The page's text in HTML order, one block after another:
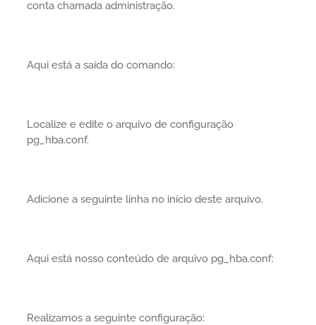
conta chamada administração.
Aqui está a saída do comando:
Localize e edite o arquivo de configuração
pg_hba.conf.
Adicione a seguinte linha no início deste arquivo.
Aqui está nosso conteúdo de arquivo pg_hba.conf:
Realizamos a seguinte configuração: